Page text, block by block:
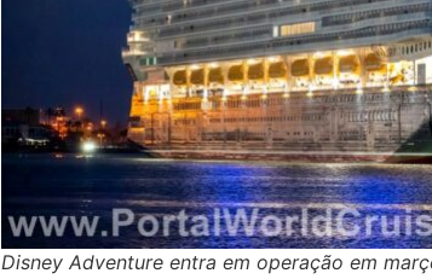
Disney Adventure entra em operação em